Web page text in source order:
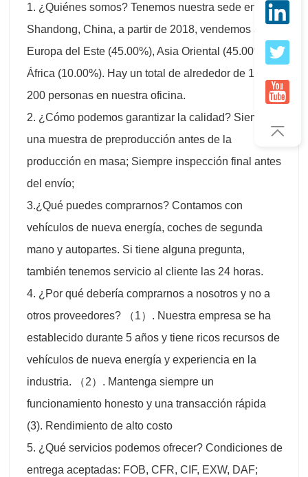
1. ¿Quiénes somos? Tenemos nuestra sede en
Shandong, China, a partir de 2018, vendemos a
Europa del Este (45.00%), Asia Oriental (45.00%),
África (10.00%). Hay un total de alrededor de 101-
200 personas en nuestra oficina.
2. ¿Cómo podemos garantizar la calidad? Siempre
una muestra de preproducción antes de la
producción en masa; Siempre inspección final antes
del envío;
3.¿Qué puedes comprarnos? Contamos con
vehículos de nueva energía, coches de segunda
mano y autopartes. Si tiene alguna pregunta,
también tenemos servicio al cliente las 24 horas.
4. ¿Por qué debería comprarnos a nosotros y no a
otros proveedores? （1）. Nuestra empresa se ha
establecido durante 5 años y tiene ricos recursos de
vehículos de nueva energía y experiencia en la
industria. （2）. Mantenga siempre un
funcionamiento honesto y una transacción rápida
(3). Rendimiento de alto costo
5. ¿Qué servicios podemos ofrecer? Condiciones de
entrega aceptadas: FOB, CFR, CIF, EXW, DAF;